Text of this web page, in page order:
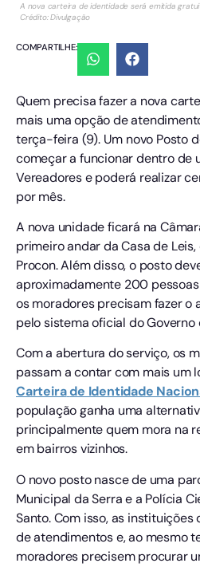
A nova carteira de identidade será emitida
Crédito: Divulgação
COMPARTILHE:
Quem precisa fazer a nova
mais uma opção de
terça-feira (9). Um novo Posto
começar a funcionar dentro de
Vereadores e poderá realizar
por mês.
A nova unidade ficará na
primeiro andar da Casa de
Procon. Além disso, o posto
aproximadamente 200
os moradores precisam fazer o
pelo sistema oficial do Governo
Com a abertura do serviço, os
passam a contar com mais um
Carteirade Identidade
população ganha uma
principalmente quem mora na
em bairros vizinhos.
O novo posto nasce de uma
Municipal da Serra e a Polícia
Santo. Com isso, as
de atendimentos e, ao mesmo
moradores precisem procurar